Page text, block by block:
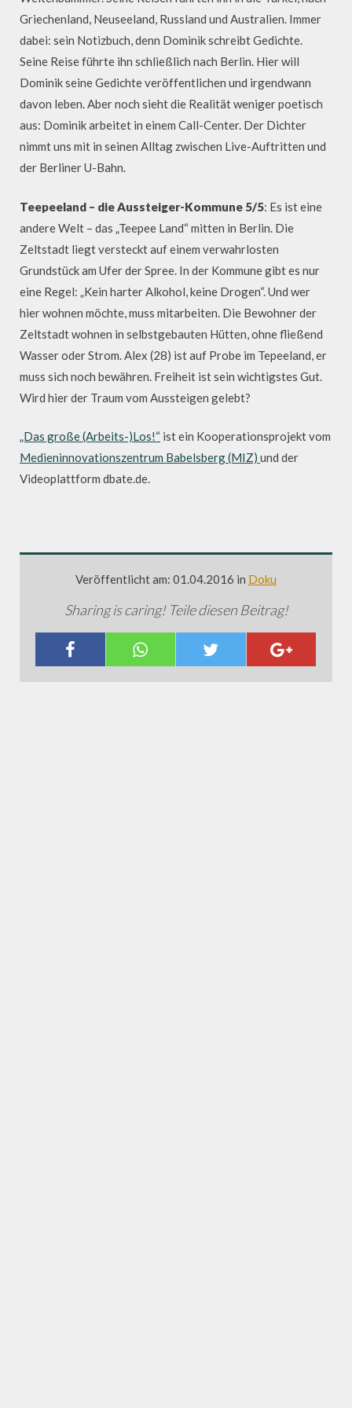
Griechenland, Neuseeland, Russland und Australien. Immer
dabei: sein Notizbuch, denn Dominik schreibt Gedichte.
Seine Reise führte ihn schließlich nach Berlin. Hier will
Dominik seine Gedichte veröffentlichen und irgendwann
davon leben. Aber noch sieht die Realität weniger poetisch
aus: Dominik arbeitet in einem Call-Center. Der Dichter
nimmt uns mit in seinen Alltag zwischen Live-Auftritten und
der Berliner U-Bahn.
Teepeeland – die Aussteiger-Kommune 5/5: Es ist eine
andere Welt – das „Teepee Land“ mitten in Berlin. Die
Zeltstadt liegt versteckt auf einem verwahrlosten
Grundstück am Ufer der Spree. In der Kommune gibt es nur
eine Regel: „Kein harter Alkohol, keine Drogen“. Und wer
hier wohnen möchte, muss mitarbeiten. Die Bewohner der
Zeltstadt wohnen in selbstgebauten Hütten, ohne fließend
Wasser oder Strom. Alex (28) ist auf Probe im Tepeeland, er
muss sich noch bewähren. Freiheit ist sein wichtigstes Gut.
Wird hier der Traum vom Aussteigen gelebt?
„Das große (Arbeits-)Los!“ ist ein Kooperationsprojekt vom
Medieninnovationszentrum Babelsberg (MIZ) und der
Videoplattform dbate.de.
Veröffentlicht am: 01.04.2016 in Doku
Sharing is caring! Teile diesen Beitrag!